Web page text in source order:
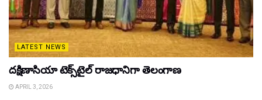
LATEST NEWS
దక్షిణాసియా టెక్స్‌టైల్ రాజధానిగా తెలంగాణ
APRIL 3, 2026